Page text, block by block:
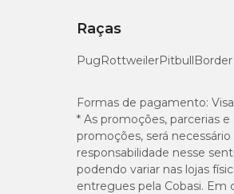
Pamoato de Pirantel 145 mg
Praziquantel 50 mg;
A linha Vermivet
O laboratório Biovet
mg e em 2g, a marca oferece
Raças
PugRottweilerPitbull
Formas de pagamento:
* As promoções, parcerias
promoções, será
responsabilidade nesse
podendo variar nas lojas
entregues pela Cobasi. Em